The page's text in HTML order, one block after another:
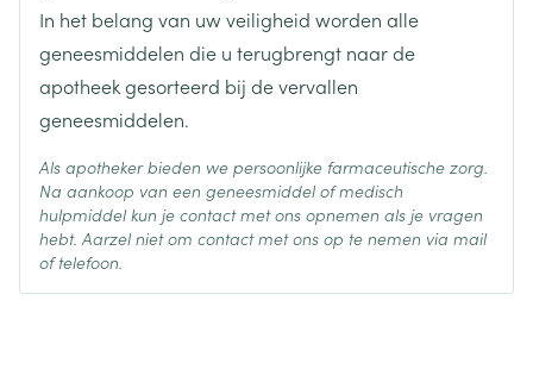
Behoud Kamertemperatuur (15°C - 25°C)
In het belang van uw veiligheid worden alle
geneesmiddelen die u terugbrengt naar de
apotheek gesorteerd bij de vervallen
geneesmiddelen.
Als apotheker bieden we persoonlijke farmaceutische zorg.
Na aankoop van een geneesmiddel of medisch
hulpmiddel kun je contact met ons opnemen als je vragen
hebt. Aarzel niet om contact met ons op te nemen via mail
of telefoon.